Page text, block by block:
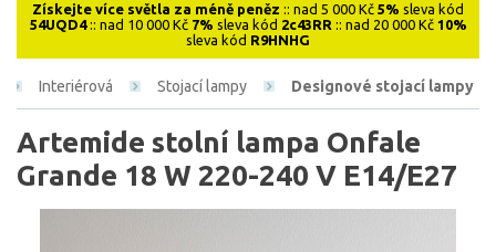
Získejte více světla za méně peněz :: nad 5 000 Kč 5% sleva kód
54UQD4:: nad 10 000 Kč 7% sleva kód 2c43RR :: nad 20 000 Kč 10%
sleva kód R9HNHG
Interiérová Stojací lampy Designové stojací lampy
Artemide stolní lampa Onfale
Grande 18 W 220-240 V E14/E27